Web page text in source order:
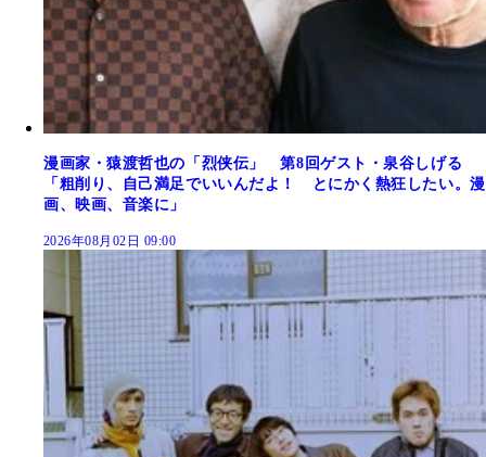
漫画家・猿渡哲也の「烈侠伝」 第8回ゲスト・泉谷しげる
「粗削り、自己満足でいいんだよ！ とにかく熱狂したい。漫
画、映画、音楽に」
2026年08月02日 09:00